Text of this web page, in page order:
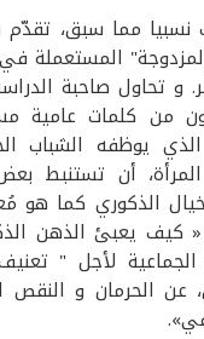
مما سبق، تقدّم
المستعملة
و تحاول صاحبة
من كلمات عامية
يوظفه الشباب
أن تستنبط
الذكوري كما هو
« كيف يعبئ الذهن
الجماعية لأجل "
عن الحرمان و النقص